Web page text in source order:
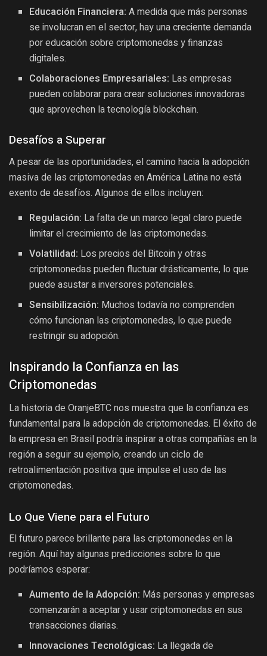
Educación Financiera: A medida que más personas
se involucran en el sector, hay una creciente demanda
por educación sobre criptomonedas y finanzas
digitales.
Colaboraciones Empresariales: Las empresas
pueden colaborar para crear soluciones innovadoras
que aprovechen la tecnología blockchain.
Desafíos a Superar
A pesar de las oportunidades, el camino hacia la adopción
masiva de las criptomonedas en América Latina no está
exento de desafíos. Algunos de ellos incluyen:
Regulación: La falta de un marco legal claro puede
limitar el crecimiento de las criptomonedas.
Volatilidad: Los precios del Bitcoin y otras
criptomonedas pueden fluctuar drásticamente, lo que
puede asustar a inversores potenciales.
Sensibilización: Muchos todavía no comprenden
cómo funcionan las criptomonedas, lo que puede
restringir su adopción.
Inspirando la Confianza en las
Criptomonedas
La historia de OranjeBTC nos muestra que la confianza es
fundamental para la adopción de criptomonedas. El éxito de
la empresa en Brasil podría inspirar a otras compañías en la
región a seguir su ejemplo, creando un ciclo de
retroalimentación positiva que impulse el uso de las
criptomonedas.
Lo Que Viene para el Futuro
El futuro parece brillante para las criptomonedas en la
región. Aquí hay algunas predicciones sobre lo que
podríamos esperar:
Aumento de la Adopción: Más personas y empresas
comenzarán a aceptar y usar criptomonedas en sus
transacciones diarias.
Innovaciones Tecnológicas: La llegada de